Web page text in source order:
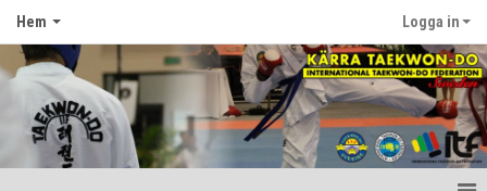
Hem Logga in